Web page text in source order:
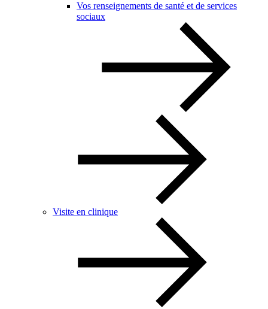
Vos renseignements de santé et de services
sociaux
Visite en clinique